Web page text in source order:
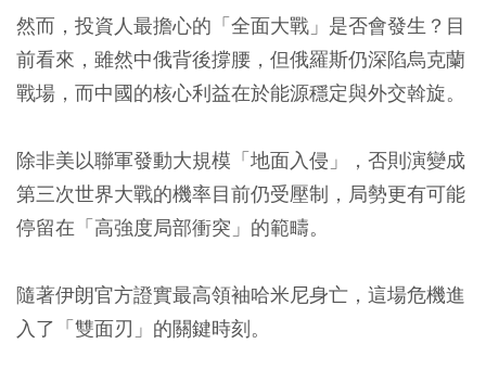
然而，投資人最擔心的「全面大戰」是否會發生？目
前看來，雖然中俄背後撐腰，但俄羅斯仍深陷烏克蘭
戰場，而中國的核心利益在於能源穩定與外交斡旋。
除非美以聯軍發動大規模「地面入侵」，否則演變成
第三次世界大戰的機率目前仍受壓制，局勢更有可能
停留在「高強度局部衝突」的範疇。
隨著伊朗官方證實最高領袖哈米尼身亡，這場危機進
入了「雙面刃」的關鍵時刻。